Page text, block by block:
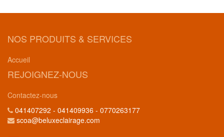
NOS PRODUITS & SERVICES
Accueil
REJOIGNEZ-NOUS
Contactez-nous
041407292 - 041409936 - 0770263177
scoa@beluxeclairage.com